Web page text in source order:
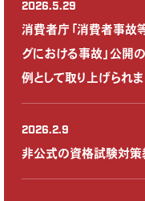
2026.5.29
消費者庁「消費者事故
グにおける事故」公開
例として取り上げられ
2026.2.9
非公式の資格試験対策